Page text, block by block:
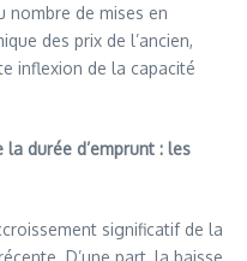
nombre de mises en
des prix de l’ancien,
inflexion de la capacité
durée d’emprunt : les
significatif de la
D’une part, la baisse